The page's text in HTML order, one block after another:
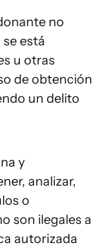
no
está
u otras
de obtención
un delito
y
analizar,
o
son ilegales a
autorizada